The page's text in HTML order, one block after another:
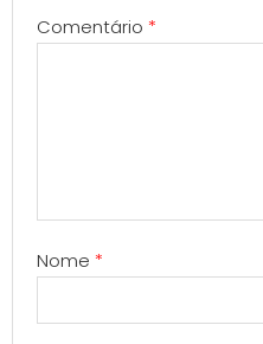
Comentário *
Nome *